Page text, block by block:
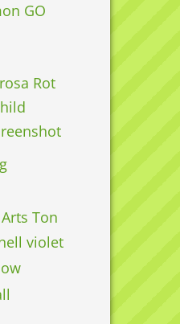
GO
rosa Rot
Ton
violet